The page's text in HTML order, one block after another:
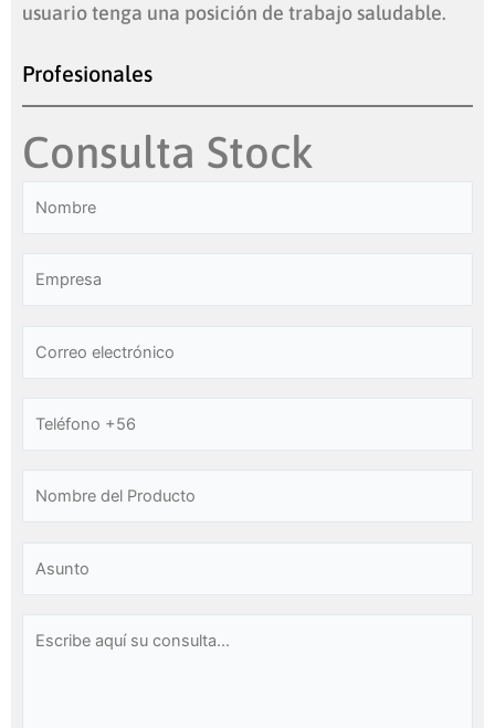
usuario tenga una posición de trabajo saludable.
Profesionales
Consulta Stock